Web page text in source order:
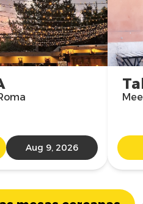
Aug 9, 2026